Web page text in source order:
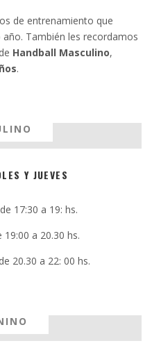
de entrenamiento que
También les recordamos
Handball Masculino,
.
Y JUEVES
17:30 a 19: hs.
a 20.30 hs.
20.30 a 22: 00 hs.